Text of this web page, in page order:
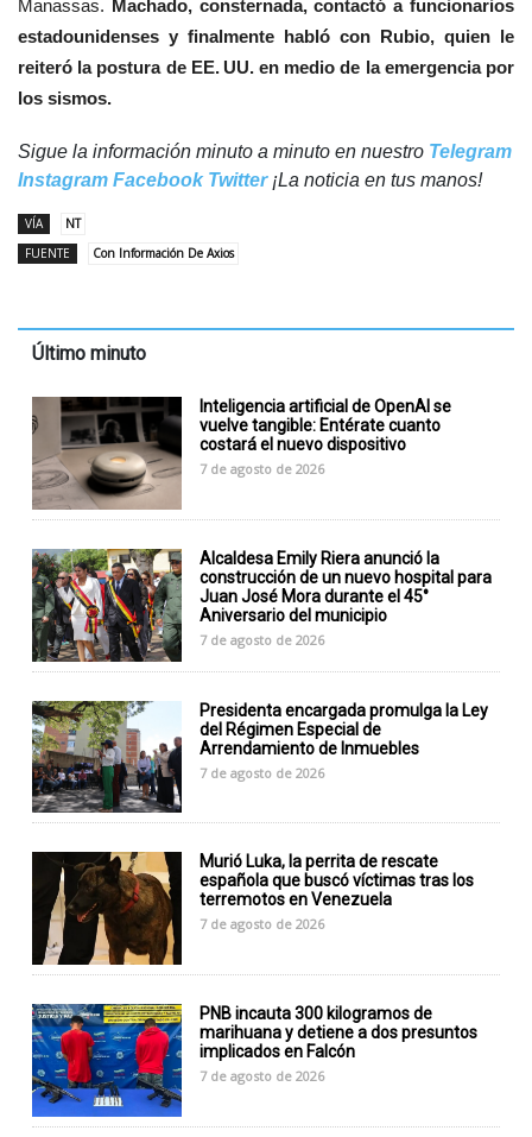
Manassas. Machado, consternada, contactó a funcionarios
estadounidenses y finalmente habló con Rubio, quien le
reiteró la postura de EE. UU. en medio de la emergencia por
los sismos.
Sigue la información minuto a minuto en nuestro Telegram
Instagram Facebook Twitter¡La noticia en tus manos!
VÍA
NT
FUENTE
Con Información De Axios
Último minuto
Inteligencia artificial de OpenAI se
vuelve tangible: Entérate cuanto
costará el nuevo dispositivo
7 de agosto de 2026
Alcaldesa Emily Riera anunció la
construcción de un nuevo hospital para
Juan José Mora durante el 45°
Aniversario del municipio
7 de agosto de 2026
Presidenta encargada promulga la Ley
del Régimen Especial de
Arrendamiento de Inmuebles
7 de agosto de 2026
Murió Luka, la perrita de rescate
española que buscó víctimas tras los
terremotos en Venezuela
7 de agosto de 2026
PNB incauta 300 kilogramos de
marihuana y detiene a dos presuntos
implicados en Falcón
7 de agosto de 2026